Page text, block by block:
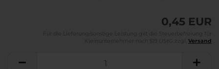
0,45 EUR
Versand